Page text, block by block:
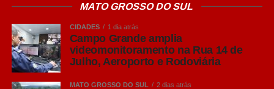
Twitter
Messenger
LinkedIn
Share
MATO GROSSO DO SUL
CIDADES 1 dia atrás
Campo Grande amplia
videomonitoramento na Rua 14 de
Julho, Aeroporto e Rodoviária
MATO GROSSO DO SUL 2 dias atrás